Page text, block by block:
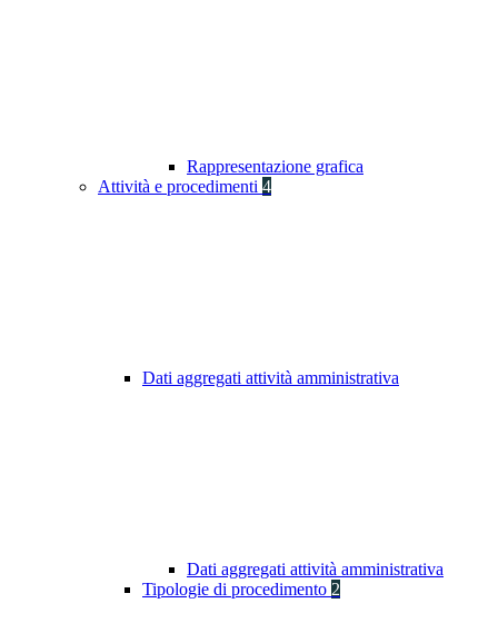
Rappresentazione grafica
Attività e procedimenti 4
Dati aggregati attività amministrativa
Dati aggregati attività amministrativa
Tipologie di procedimento 2